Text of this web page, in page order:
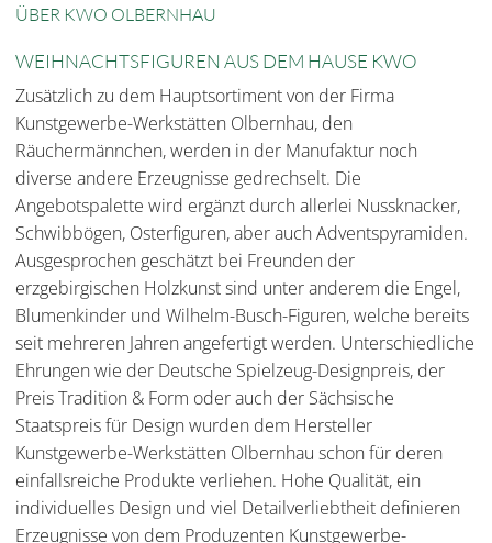
ÜBER KWO OLBERNHAU
WEIHNACHTSFIGUREN AUS DEM HAUSE KWO
Zusätzlich zu dem Hauptsortiment von der Firma
Kunstgewerbe-Werkstätten Olbernhau, den
Räuchermännchen, werden in der Manufaktur noch
diverse andere Erzeugnisse gedrechselt. Die
Angebotspalette wird ergänzt durch allerlei Nussknacker,
Schwibbögen, Osterfiguren, aber auch Adventspyramiden.
Ausgesprochen geschätzt bei Freunden der
erzgebirgischen Holzkunst sind unter anderem die Engel,
Blumenkinder und Wilhelm-Busch-Figuren, welche bereits
seit mehreren Jahren angefertigt werden. Unterschiedliche
Ehrungen wie der Deutsche Spielzeug-Designpreis, der
Preis Tradition & Form oder auch der Sächsische
Staatspreis für Design wurden dem Hersteller
Kunstgewerbe-Werkstätten Olbernhau schon für deren
einfallsreiche Produkte verliehen. Hohe Qualität, ein
individuelles Design und viel Detailverliebtheit definieren
Erzeugnisse von dem Produzenten Kunstgewerbe-